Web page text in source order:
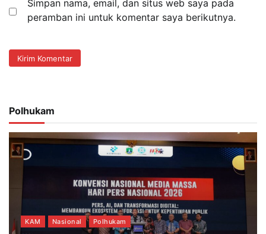
Simpan nama, email, dan situs web saya pada
peramban ini untuk komentar saya berikutnya.
Polhukam
KAM Nasional Polhukam